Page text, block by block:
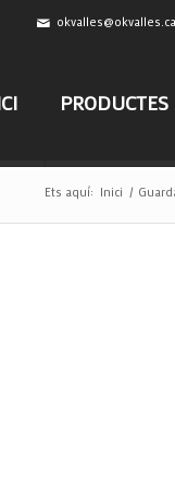
PRODUCTES
Ets aquí: Inici /